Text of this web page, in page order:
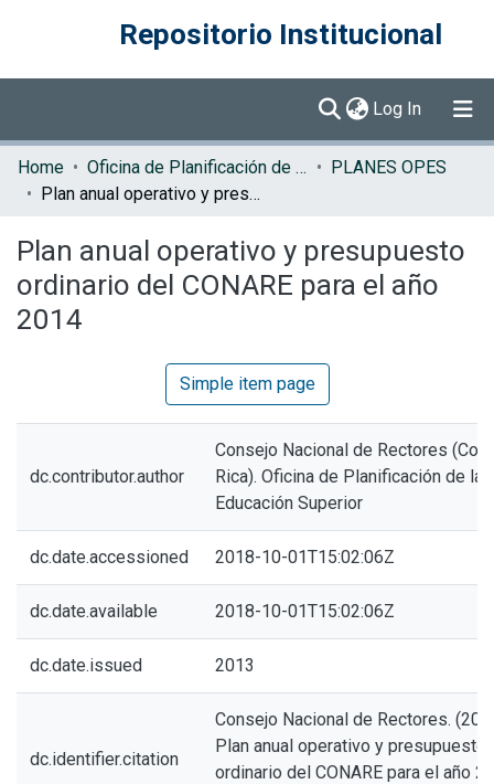
Repositorio Institucional
Log In (current)
Communities & Collections
Browse DSpace
Statistics
Home Oficina de Planificación de la Educación Superior (OPES)
PLANES OPES
Plan anual operativo y presupuesto ordinario del CONARE para el año 2014
Plan anual operativo y presupuesto
ordinario del CONARE para el año
2014
Simple item page
dc.contributor.author
Consejo Nacional de Rectores
Rica). Oficina de Planificación de la
Educación Superior
dc.date.accessioned 2018-10-01T15:02:06Z
dc.date.available 2018-10-01T15:02:06Z
dc.date.issued 2013
dc.identifier.citation
Consejo Nacional de Rectores.
Plan anual operativo y presupuesto
ordinario del CONARE para el año